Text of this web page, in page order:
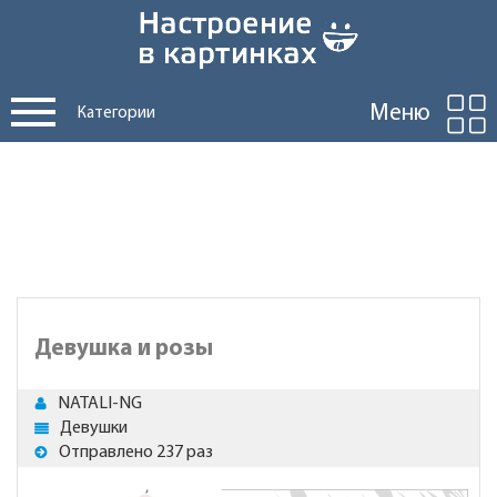
Категории Меню
Девушка и розы
NATALI-NG
Девушки
Отправлено 237 раз